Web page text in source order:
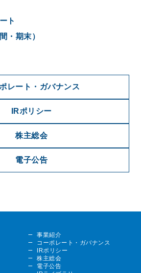
ト
・期末）
レート・ガバナンス
IRポリシー
株主総会
電子公告
事業紹介
コーポレート・ガバナンス
IRポリシー
株主総会
電子公告